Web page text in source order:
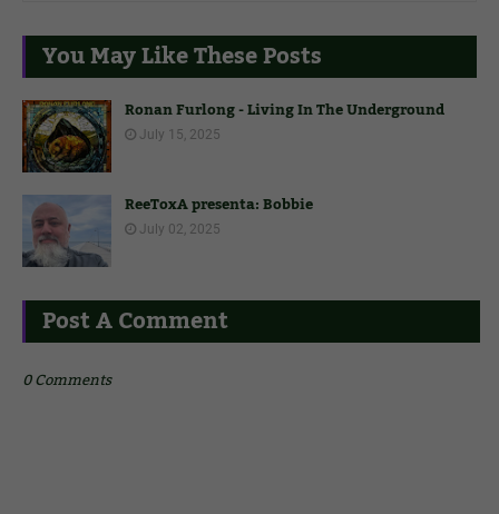
You May Like These Posts
Ronan Furlong - Living In The Underground
July 15, 2025
ReeToxA presenta: Bobbie
July 02, 2025
Post A Comment
0 Comments